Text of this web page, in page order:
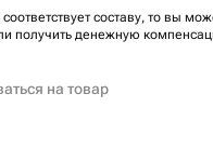
составу, то вы
получить денежную
на товар